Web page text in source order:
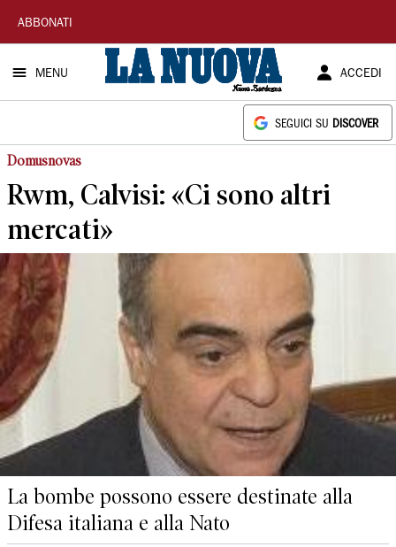
La
Nuova
Sardegna
ABBONATI
MENU ACCEDI
SEGUICI SU DISCOVER
Domusnovas
Rwm, Calvisi: «Ci sono altri
mercati»
La bombe possono essere destinate alla
Difesa italiana e alla Nato